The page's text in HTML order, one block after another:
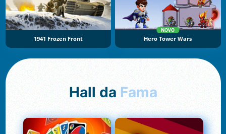
1941 Frozen Front
NOVO
Hero Tower Wars
Hall da Fama